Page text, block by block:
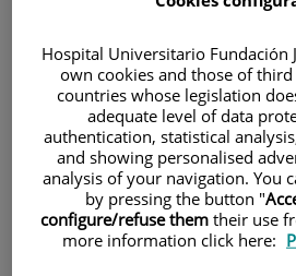
Pacientes y
Hospital Universitario Fundación
own cookies and those of
countries whose legislation
adequate level of data
authentication, statistical
and showing personalised
analysis of your navigation. You
by pressing the button "
configure/refuse them their use
more information click here: